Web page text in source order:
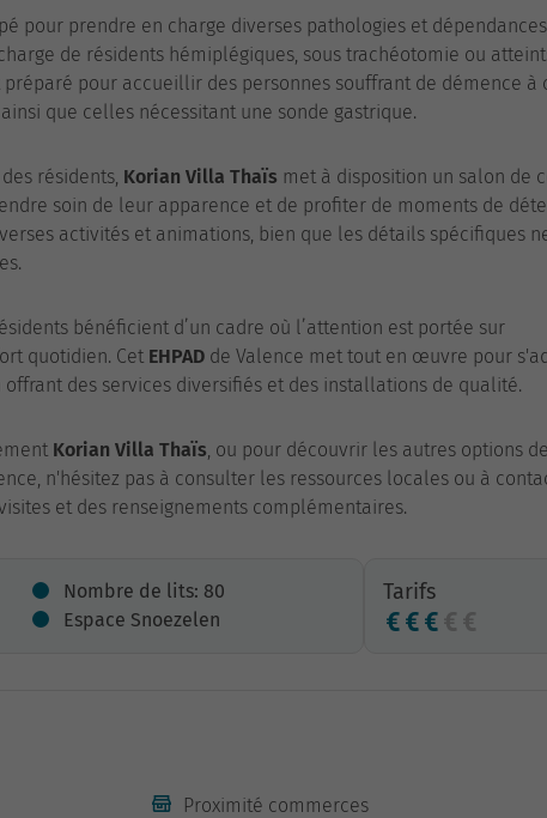
pour prendre en charge diverses pathologies et
de résidents hémiplégiques, sous trachéotomie ou
préparé pour accueillir des personnes souffrant de démence à
que celles nécessitant une sonde gastrique.
résidents, Korian Villa Thaïs met à disposition un salon de
soin de leur apparence et de profiter de moments de
activités et animations, bien que les détails spécifiques
bénéficient d’un cadre où l’attention est portée sur
quotidien. Cet EHPAD de Valence met tout en œuvre pour
offrant des services diversifiés et des installations de qualité.
Korian Villa Thaïs, ou pour découvrir les autres options de
n'hésitez pas à consulter les ressources locales ou à
et des renseignements complémentaires.
Nombre de lits: 80
Espace Snoezelen
Tarifs
Proximité commerces